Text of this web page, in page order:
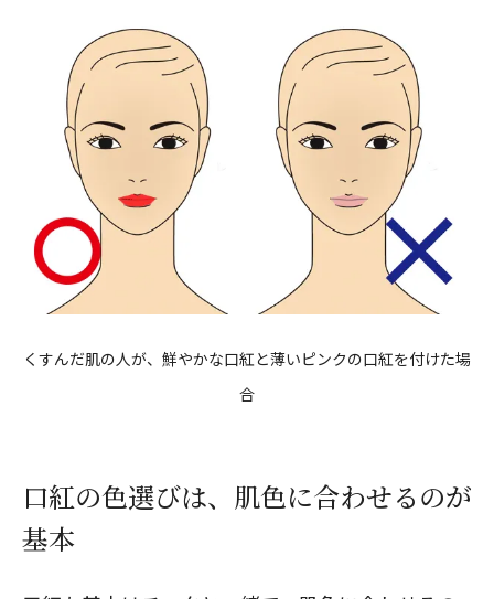
くすんだ肌の人が、鮮やかな口紅と薄いピンクの口紅を付けた場
合
口紅の色選びは、肌色に合わせるのが
基本